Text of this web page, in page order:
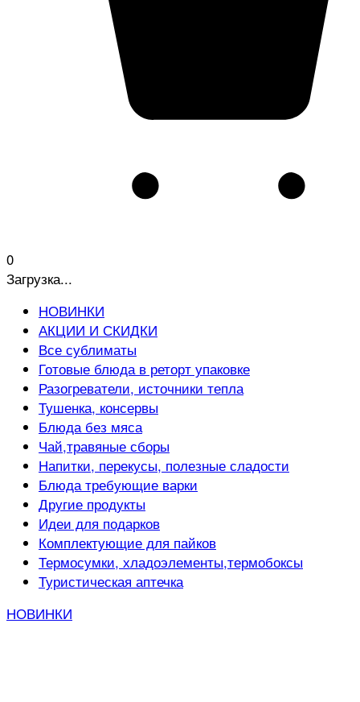
0
Загрузка...
НОВИНКИ
АКЦИИ И СКИДКИ
Все сублиматы
Готовые блюда в реторт упаковке
Разогреватели, источники тепла
Тушенка, консервы
Блюда без мяса
Чай,травяные сборы
Напитки, перекусы, полезные сладости
Блюда требующие варки
Другие продукты
Идеи для подарков
Комплектующие для пайков
Термосумки, хладоэлементы,термобоксы
Туристическая аптечка
НОВИНКИ